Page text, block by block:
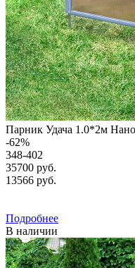
Парник Удача 1.0*2м
-62%
348-402
35700 руб.
13566 руб.
Подробнее
В наличии